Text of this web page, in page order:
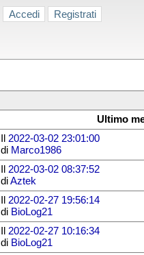
Accedi Registrati
Ultimo
2022-03-02 23:01:00
di Marco1986
2022-03-02 08:37:52
diAztek
2022-02-27 19:56:14
di BioLog21
2022-02-27 10:16:34
di BioLog21